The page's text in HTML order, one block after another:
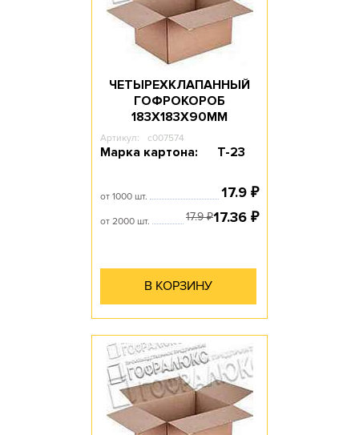
ЧЕТЫРЕХКЛАПАННЫЙ
ГОФРОКОРОБ
183Х183Х90ММ
Артикул: c007574
Марка картона: Т-23
от 1000 шт. 17.9 ₽
от 2000 шт. 17.9₽17.36 ₽
В КОРЗИНУ